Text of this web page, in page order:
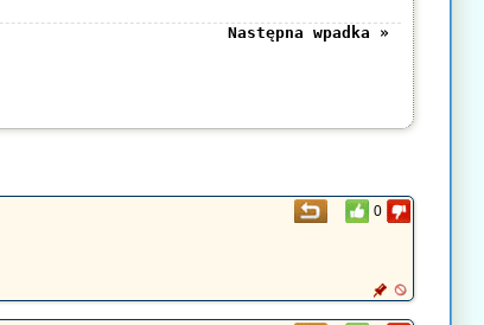
Następna wpadka »
0